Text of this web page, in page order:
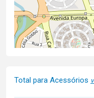
Total para Acessórios